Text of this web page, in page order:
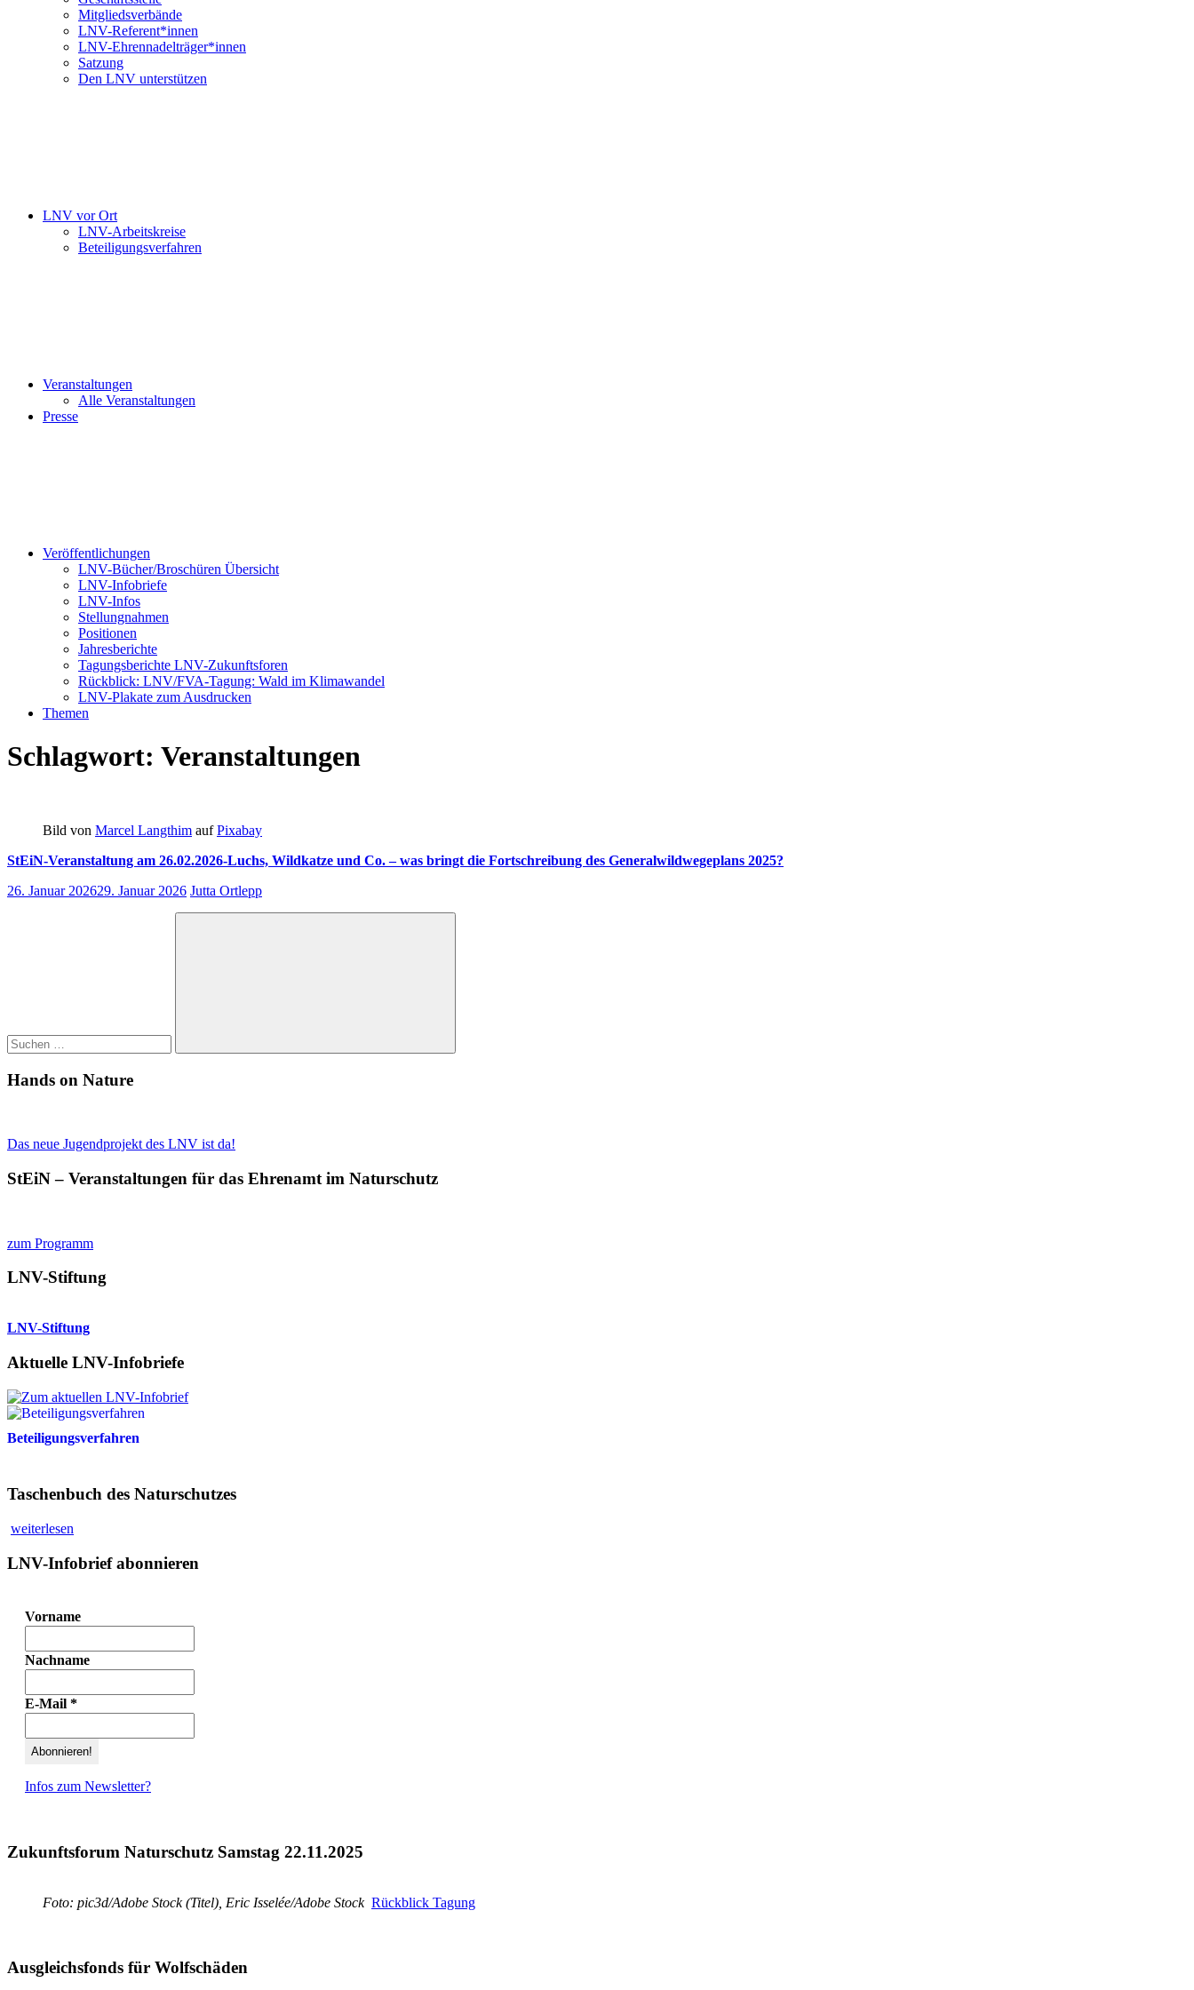
Mitgliedsverbände
LNV-Referent*innen
LNV-Ehrennadelträger*innen
Satzung
Den LNV unterstützen
LNV vor Ort
LNV-Arbeitskreise
Beteiligungsverfahren
Veranstaltungen
Alle Veranstaltungen
Presse
Veröffentlichungen
LNV-Bücher/Broschüren Übersicht
LNV-Infobriefe
LNV-Infos
Stellungnahmen
Positionen
Jahresberichte
Tagungsberichte LNV-Zukunftsforen
Rückblick: LNV/FVA-Tagung: Wald im Klimawandel
LNV-Plakate zum Ausdrucken
Themen
Schlagwort: Veranstaltungen
Bild von Marcel Langthim aufPixabay
StEiN-Veranstaltung am 26.02.2026-Luchs, Wildkatze und Co. – was bringt die Fortschreibung des Generalwildwegeplans 2025?
26. Januar 202629. Januar 2026 Jutta Ortlepp
Suchen
Hands on Nature
Das neue Jugendprojekt des LNV ist da!
StEiN – Veranstaltungen für das Ehrenamt im Naturschutz
zum Programm
LNV-Stiftung
LNV-Stiftung
Aktuelle LNV-Infobriefe
Beteiligungsverfahren
Taschenbuch des Naturschutzes
weiterlesen
LNV-Infobrief abonnieren
Vorname
Nachname
E-Mail *
Infos zum Newsletter?
Zukunftsforum Naturschutz Samstag 22.11.2025
Foto: pic3d/Adobe Stock (Titel), Eric Isselée/Adobe Stock Rückblick Tagung
Ausgleichsfonds für Wolfschäden